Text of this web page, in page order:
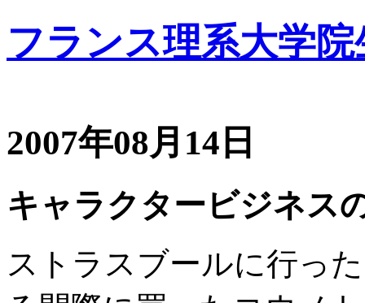
フランス理系大学
2007年08月14日
キャラクタービジネス
ストラスブールに行っ